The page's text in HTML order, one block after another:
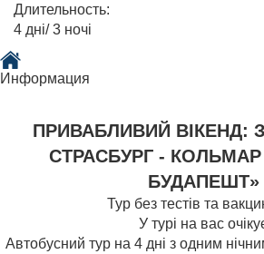
Длительность:
4 дні/ 3 ночі
Информация
ПРИВАБЛИВИЙ ВІКЕНД:
СТРАСБУРГ - КОЛЬМАР
БУДАПЕШТ»
Тур без тестів та
У турі на вас
Автобусний тур на 4 дні з одним